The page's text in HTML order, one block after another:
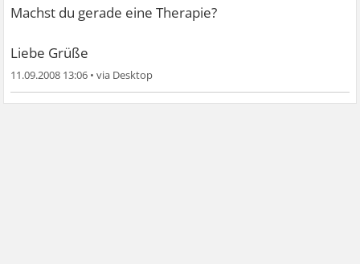
Machst du gerade eine Therapie?
Liebe Grüße
11.09.2008 13:06 •